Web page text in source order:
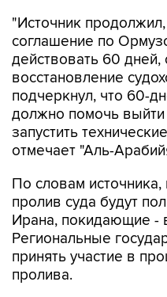
"Источник
соглашение по
действовать 60
восстановление
подчеркнул, что 60-
должно помочь
запустить
отмечает "Аль-
По словам
пролив суда будут
Ирана, покидающие -
Региональные
принять участие в
пролива.